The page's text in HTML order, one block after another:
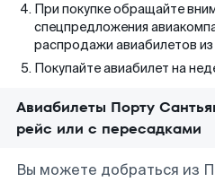
При покупке обращайте
спецпредложения
распродажи авиабилетов из
Покупайте авиабилет на
Авиабилеты Порту
рейс или с пересадками
Вы можете добраться из